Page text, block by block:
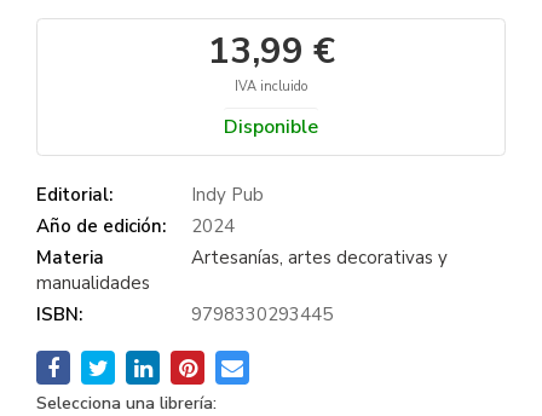
13,99 €
IVA incluido
Disponible
Editorial:
Indy Pub
Año de edición:
2024
Materia
Artesanías, artes decorativas y
manualidades
ISBN:
9798330293445
Selecciona una librería: